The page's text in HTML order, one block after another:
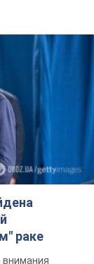
раке
внимания